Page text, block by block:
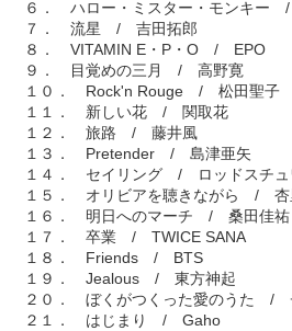
６． ハロー・ミスター・モンキー
７． 流星 / 吉田拓郎
８． VITAMIN E・P・O / EPO
９． 目覚めの三月 / 高野寛
１０． Rock'n Rouge / 松田聖子
１１． 新しい花 / 関取花
１２． 旅路 / 藤井風
１３． Pretender / 島津亜矢
１４． セイリング / ロッドスチュ
１５． オリビアを聴きながら / 杏
１６． 明日へのマーチ / 桑田佳祐
１７． 卒業 / TWICE SANA
１８． Friends / BTS
１９． Jealous / 東方神起
２０． ぼくがつくった愛のうた /
２１． はじまり / Gaho